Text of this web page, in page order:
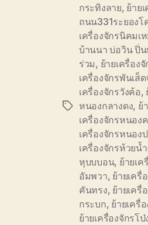
Tags
กระทิงลาย, ย้าย
ถนน331ระยองโ
เครื่องจักรนิคมเ
บ้านนา บ่อวิน ปิ่
ร่วม, ย้ายเครื่อง
เครื่องจักรพันเส็
เครื่องจักรวังค้อ,
หนองกลางดง, ย้
เครื่องจักรหนอง
เครื่องจักรหนอง
เครื่องจักรห้วยน้
หุบบบอน, ย้ายเ
อัมพวา, ย้ายเครื่
คันทรง, ย้ายเครื่
กระบก, ย้ายเครื่
ย้ายเครื่องจักรโป่